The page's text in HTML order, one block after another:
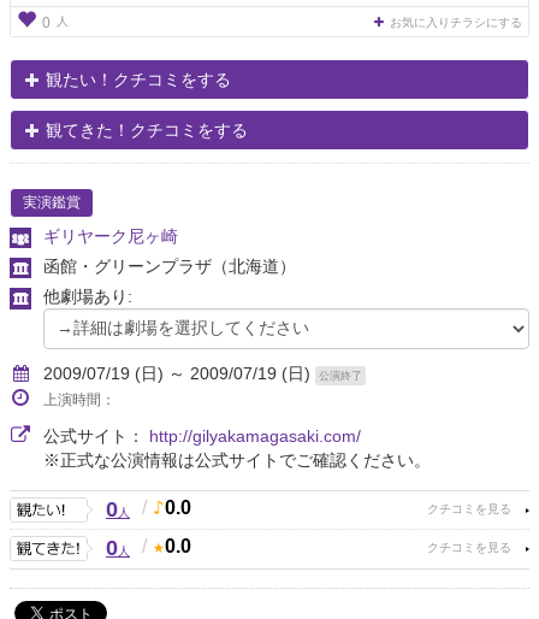
0 人 お気に入りチラシにする
観たい！クチコミをする
観てきた！クチコミをする
実演鑑賞
ギリヤーク尼ヶ崎
函館・グリーンプラザ （北海道）
他劇場あり:
2009/07/19 (日) ～ 2009/07/19 (日) 公演終了
上演時間：
公式サイト： http://gilyakamagasaki.com/
※正式な公演情報は公式サイトでご確認ください。
0人 / 0.0
0人 / 0.0